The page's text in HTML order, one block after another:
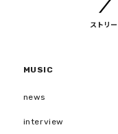
ストリ
MUSIC
news
interview